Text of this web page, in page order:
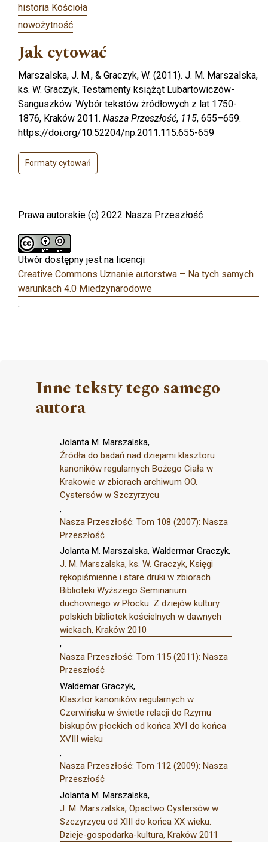
historia Kościoła
nowożytność
Jak cytować
Marszalska, J. M., & Graczyk, W. (2011). J. M. Marszalska,
ks. W. Graczyk, Testamenty książąt Lubartowiczów-
Sanguszków. Wybór tekstów żródłowych z lat 1750-
1876, Kraków 2011. Nasza Przeszłość, 115, 655–659.
https://doi.org/10.52204/np.2011.115.655-659
Formaty cytowań
Prawa autorskie (c) 2022 Nasza Przeszłość
Utwór dostępny jest na licencji
Creative Commons Uznanie autorstwa – Na tych samych
warunkach 4.0 Miedzynarodowe
.
Inne teksty tego samego
autora
Jolanta M. Marszalska,
Źródła do badań nad dziejami klasztoru
kanoników regularnych Bożego Ciała w
Krakowie w zbiorach archiwum OO.
Cystersów w Szczyrzycu
,
Nasza Przeszłość: Tom 108 (2007): Nasza
Przeszłość
Jolanta M. Marszalska, Waldermar Graczyk,
J. M. Marszalska, ks. W. Graczyk, Księgi
rękopiśmienne i stare druki w zbiorach
Biblioteki Wyższego Seminarium
duchownego w Płocku. Z dziejów kultury
polskich bibliotek kościelnych w dawnych
wiekach, Kraków 2010
,
Nasza Przeszłość: Tom 115 (2011): Nasza
Przeszłość
Waldemar Graczyk,
Klasztor kanoników regularnych w
Czerwińsku w świetle relacji do Rzymu
biskupów płockich od końca XVI do końca
XVIII wieku
,
Nasza Przeszłość: Tom 112 (2009): Nasza
Przeszłość
Jolanta M. Marszalska,
J. M. Marszalska, Opactwo Cystersów w
Szczyrzycu od XIII do końca XX wieku.
Dzieje-gospodarka-kultura, Kraków 2011